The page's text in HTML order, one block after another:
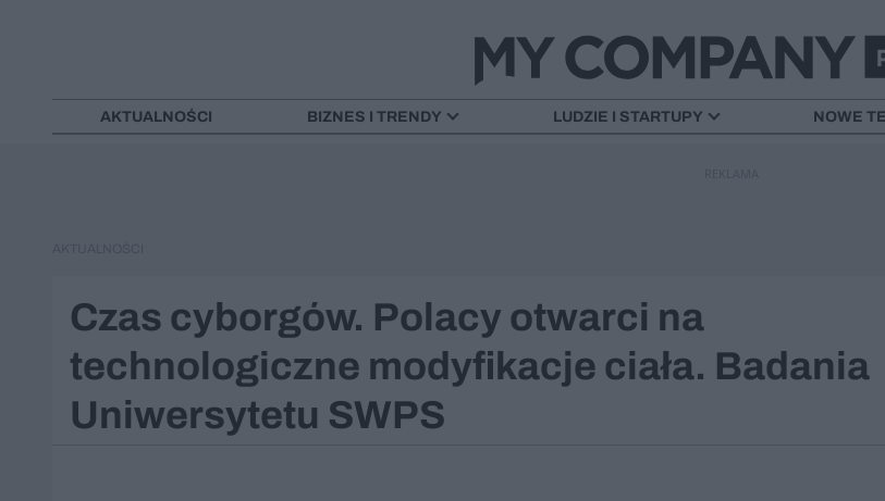
AKTUALNOŚCI BIZNES I TRENDY LUDZIE I STARTUPY NOWE
Czas cyborgów. Polacy otwarci na
technologiczne modyfikacje ciała. Badania
Uniwersytetu SWPS